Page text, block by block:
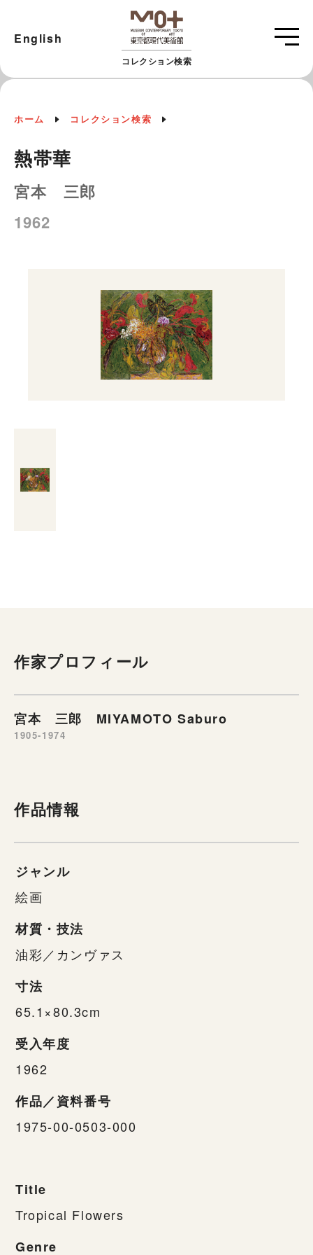
コレクション検索
English
ホーム コレクション検索
熱帯華
宮本 三郎
1962
作家プロフィール
宮本 三郎 MIYAMOTO Saburo
1905-1974
作品情報
ジャンル
絵画
材質・技法
油彩／カンヴァス
寸法
65.1×80.3cm
受入年度
1962
作品／資料番号
1975-00-0503-000
Title
Tropical Flowers
Genre